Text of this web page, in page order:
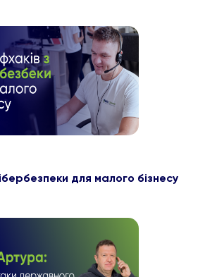
для малого бізнесу